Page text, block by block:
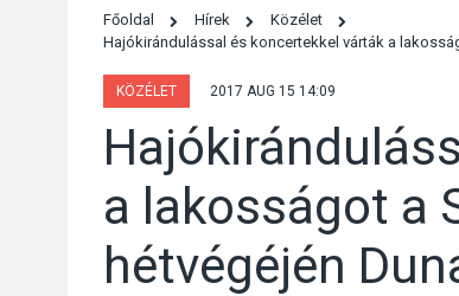
Főoldal Hírek
Közélet
Hajókirándulással és koncertekkel várták a
KÖZÉLET 2017 AUG 15 14:09
a lakosságot a
hétvégéjén